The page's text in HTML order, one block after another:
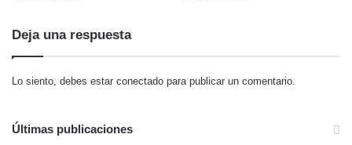
Deja una respuesta
Lo siento, debes estar conectado para publicar un comentario.
Últimas publicaciones